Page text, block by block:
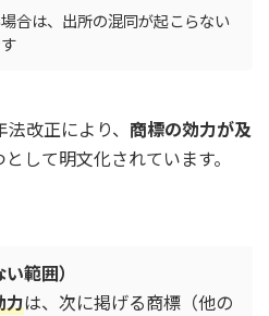
場合は、出所の混同が起こらない
改正により、 商標の効力が及
して明文化されています。
範囲）
力は、次に掲げる商標（他の